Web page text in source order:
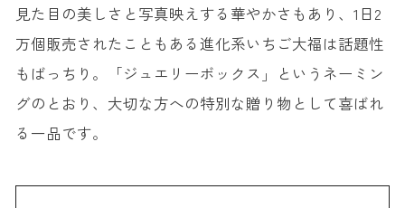
見た目の美しさと写真映えする華やかさもあり、1日2
万個販売されたこともある進化系いちご大福は話題性
もばっちり。「ジュエリーボックス」というネーミン
グのとおり、大切な方への特別な贈り物として喜ばれ
る一品です。